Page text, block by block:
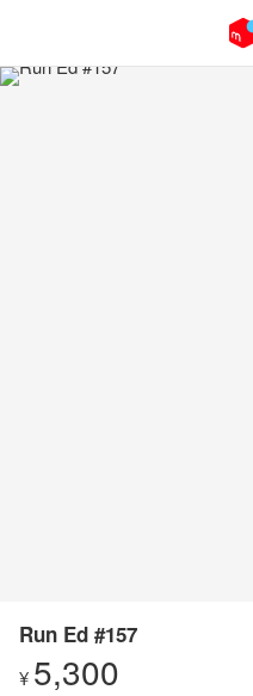
Run Ed #157
¥ 5,300